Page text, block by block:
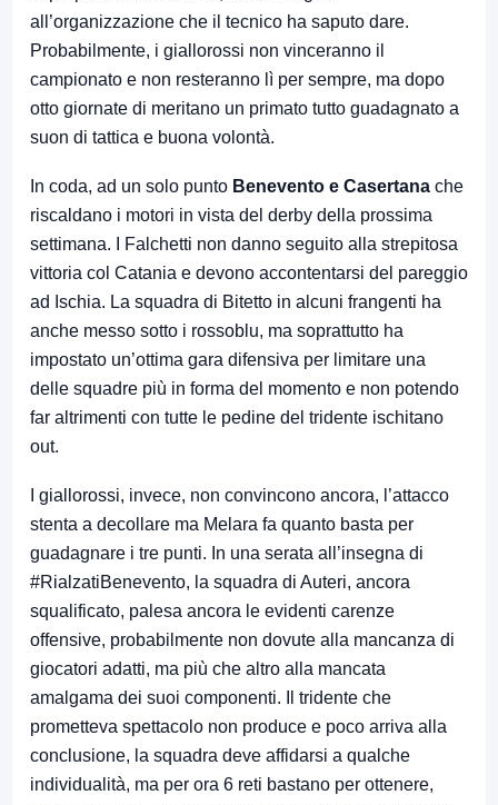
all’organizzazione che il tecnico ha saputo dare.
Probabilmente, i giallorossi non vinceranno il
campionato e non resteranno lì per sempre, ma dopo
otto giornate di meritano un primato tutto guadagnato a
suon di tattica e buona volontà.
In coda, ad un solo punto Benevento e Casertana che
riscaldano i motori in vista del derby della prossima
settimana. I Falchetti non danno seguito alla strepitosa
vittoria col Catania e devono accontentarsi del pareggio
ad Ischia. La squadra di Bitetto in alcuni frangenti ha
anche messo sotto i rossoblu, ma soprattutto ha
impostato un’ottima gara difensiva per limitare una
delle squadre più in forma del momento e non potendo
far altrimenti con tutte le pedine del tridente ischitano
out.
I giallorossi, invece, non convincono ancora, l’attacco
stenta a decollare ma Melara fa quanto basta per
guadagnare i tre punti. In una serata all’insegna di
#RialzatiBenevento, la squadra di Auteri, ancora
squalificato, palesa ancora le evidenti carenze
offensive, probabilmente non dovute alla mancanza di
giocatori adatti, ma più che altro alla mancata
amalgama dei suoi componenti. Il tridente che
prometteva spettacolo non produce e poco arriva alla
conclusione, la squadra deve affidarsi a qualche
individualità, ma per ora 6 reti bastano per ottenere,